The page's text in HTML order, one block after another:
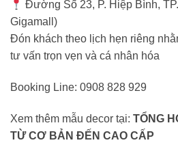
Đường Số 23, P. Hiệp Bình,
Gigamall)
Đón khách theo lịch hẹn riêng
tư vấn trọn vẹn và cá nhân hóa
Booking Line: 0908 828 929
Xem thêm mẫu decor tại: TỔNG
TỪ CƠ BẢN ĐẾN CAO CẤP